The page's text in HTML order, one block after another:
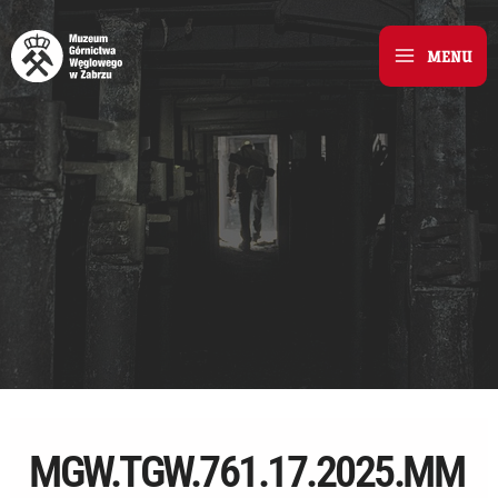
to
content
Main
MENU
MGW.TGW.761.17.2025.MM